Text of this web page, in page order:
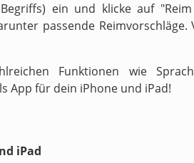
ein und klicke auf "Reim
passende Reimvorschläge.
Funktionen wie
App für dein iPhone und iPad!
iPad